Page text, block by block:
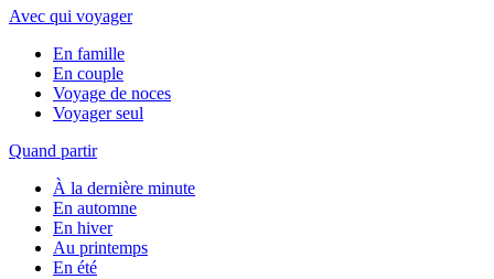
Avec qui voyager
En famille
En couple
Voyage de noces
Voyager seul
Quand partir
À la dernière minute
En automne
En hiver
Au printemps
En été